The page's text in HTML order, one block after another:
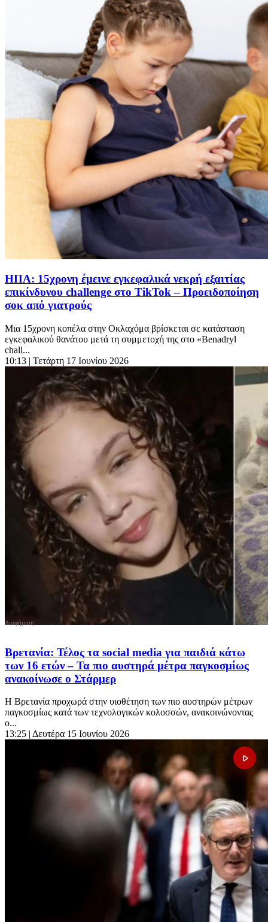
ΗΠΑ: 15χρονη έμεινε εγκεφαλικά νεκρή εξαιτίας
επικίνδυνου challenge στο TikTok – Προειδοποίηση
σοκ από γιατρούς
Μια 15χρονη κοπέλα στην Οκλαχόμα βρίσκεται σε κατάσταση
εγκεφαλικού θανάτου μετά τη συμμετοχή της στο «Benadryl
chall...
10:13 | Τετάρτη 17 Ιουνίου 2026
Βρετανία: Τέλος τα social media για παιδιά κάτω
των 16 ετών – Τα πιο αυστηρά μέτρα παγκοσμίως
ανακοίνωσε ο Στάρμερ
Η Βρετανία προχωρά στην υιοθέτηση των πιο αυστηρών μέτρων
παγκοσμίως κατά των τεχνολογικών κολοσσών, ανακοινώνοντας
ο...
13:25 | Δευτέρα 15 Ιουνίου 2026